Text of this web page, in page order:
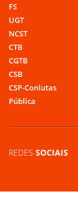
FS
UGT
NCST
CTB
CGTB
CSB
CSP-Conlutas
Pública
REDES SOCIAIS